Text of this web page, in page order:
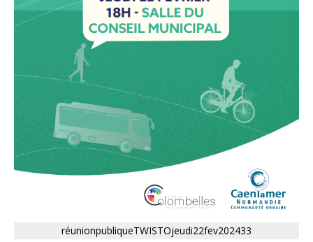
réunionpubliqueTWISTOjeudi22fev202433